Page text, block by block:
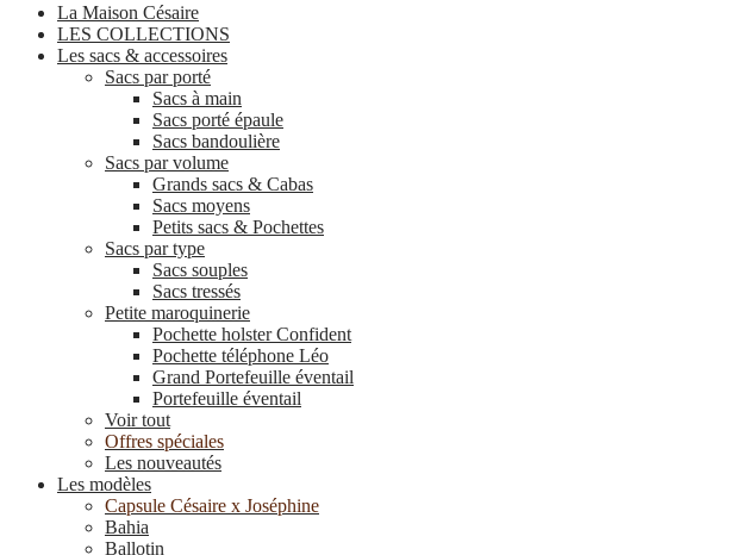
La Maison Césaire
LES COLLECTIONS
Les sacs & accessoires
Sacs par porté
Sacs à main
Sacs porté épaule
Sacs bandoulière
Sacs par volume
Grands sacs & Cabas
Sacs moyens
Petits sacs & Pochettes
Sacs par type
Sacs souples
Sacs tressés
Petite maroquinerie
Pochette holster Confident
Pochette téléphone Léo
Grand Portefeuille éventail
Portefeuille éventail
Voir tout
Offres spéciales
Les nouveautés
Les modèles
Capsule Césaire x Joséphine
Bahia
Ballotin